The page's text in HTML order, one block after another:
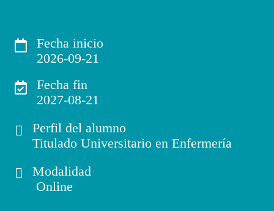
Fecha inicio
2026-09-21
Fecha fin
2027-08-21
Perfil del alumno
Titulado Universitario en Enfermería
Modalidad
Online